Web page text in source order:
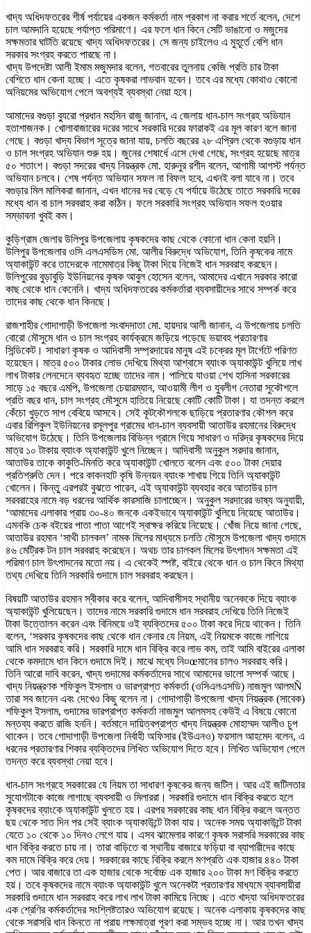
খাদ্য অধিদফতরের শীর্ষ পর্যায়ের একজন কর্মকর্তা নাম প্রকাশ না করার শর্তে বলেন, দেশে
চাল আমদানি হয়েছে পর্যাপ্ত পরিমাণে। এর ফলে ধান কিনে সেটি ভাঙানো ও মজুদের
সক্ষমতার ঘাটতি রয়েছে খাদ্য অধিদফতরের। সে জন্য চাইলেও এ মুহূর্তে বেশি ধান
সরকার সংগ্রহ করতে পারছে না।
খাদ্য উপদেষ্টা আলী ইমাম মজুমদার বলেন, গতবারের তুলনায় কেজি প্রতি চার টাকা
বেশিতে ধান কেনা হচ্ছে। এতে কৃষকরা লাভবান হবেন। তবে এর মধ্যে কোথাও কোনো
অনিয়মের অভিযোগ পেলে অবশ্যই ব্যবস্থা নেয়া হবে।
আমাদের বগুড়া ব্যুরো প্রধান মহসিন রাজু জানান, এ জেলায় ধান-চাল সংগ্রহ অভিযান
হতাশাজনক। খোলাবাজারের দরের সাথে সরকারি দরের ফারাকই এর মূল কারণ বলে জানা
গেছে। বগুড়া খাদ্য বিভাগ সূত্রে জানা যায়, চলতি বছরের ২৮ এপ্রিল থেকে বগুড়ায় ধান
ও চাল সংগ্রহ অভিযান শুরু হয়। জুনের শেষার্ধে এসে দেখা গেছে, সংগ্রহ হয়েছে মাত্র
৫০ শতাংশ। বগুড়া সদরের খাদ্য নিয়ন্ত্রক মো. হারুনুর রশীদ বলেন, আগামী আগস্ট পর্যন্ত
অভিযান চলবে। শেষ পর্যন্ত অভিযান সফল না বিফল হবে, এখনই বলা যাবে না। তবে
বগুড়ার মিল মালিকরা জানান, এখন ধানের দর বেড়ে যে পর্যায়ে উঠেছে তাতে সরকারি দরের
মধ্যে ধান বা চাল সরবরাহ করা কঠিন। ফলে সরকারি সংগ্রহ অভিযান সফল হওয়ার
সম্ভাবনা খুবই কম।
কুড়িগ্রাম জেলার উলিপুর উপজেলায় কৃষকদের কাছ থেকে কোনো ধান কেনা হয়নি।
উলিপুর উপজেলার ওসি এলএসডিস মো. আলীর বিরুদ্ধে অভিযোগ, তিনি কৃষকের নামে
অ্যাকাউন্ট করে তাদেরকে নামেমাত্র কিছু টাকা দিয়ে নিজেই ধান সরবরাহ করছেন।
উলিপুরের বুড়াবুড়ি ইউনিয়নের কৃষক আবুল হোসেন বলেন, আমাদের এখানে সরকার কারো
কাছ থেকে ধান কেনেনি। খাদ্য অধিদফতরের কর্মকর্তারা ব্যবসায়ীদের সাথে সম্পর্ক করে
তাদের কাছ থেকে ধান কিনছে।
রাজশাহীর গোদাগাড়ী উপজেলা সংবাদদাতা মো. হায়দার আলী জানান, এ উপজেলায় চলতি
বোরো মৌসুমে ধান ও চাল সংগ্রহ কার্যক্রমে জড়িয়ে পড়েছে ভয়াবহ প্রতারণার
সিন্ডিকেট। সাধারণ কৃষক ও আদিবাসী সম্প্রদায়ের মানুষ এই চক্রের মূল টার্গেটে পরিণত
হয়েছেন। মাত্র ৫০০ টাকার লোভ দেখিয়ে মিথ্যা আশ্বাসে ব্যাংক অ্যাকাউন্ট খুলিয়ে লাখ
লাখ টাকার লেনদেনে ব্যবহৃত হচ্ছে তাদের নাম। পালিয়ে যাওয়া শেখ হাসিনা সরকারের
সাড়ে ১৫ বছরে এমপি, উপজেলা চেয়ারম্যান, আওয়ামী লীগ ও যুবলীগ নেতারা সুকৌশলে
প্রতি বছর ধান, চাল সংগ্রহ মৌসুমে হাতিয়ে নিয়েছে কোটি কোটি টাকা। যা তদন্ত করলে
কেঁচো খুড়তে সাপ বেবিয়ে আসবে। সেই কূটকৌশলকে ছাড়িয়ে প্রতারণার কৌশল করে
এবার রিশিকুল ইউনিয়নের রসূলপুর গ্রামের ধান-চাল ব্যবসায়ী আতাউর রহমানের বিরুদ্ধে
অভিযোগ উঠেছে। তিনি উপজেলার বিভিন্ন গ্রামে গিয়ে সাধারণ ও দরিদ্র কৃষকদের দিয়ে
মাত্র ১০ টাকায় ব্যাংক অ্যাকাউন্ট খুলে নিচ্ছেন। আদিবাসী অনুকুল সরদার জানান,
আতাউর তাকে কাকুতি-মিনতি করে অ্যাকাউন্ট খোলতে বলেন এবং ৫০০ টাকা দেয়ার
প্রতিশ্রুতি দেন। পরে কাকনহাট কৃষি উন্নয়ন ব্যাংক শাখায় গিয়ে তিনি অ্যাকাউন্ট
খোলেন। কিন্তু এরপরই বুঝতে পারেন, এই অ্যাকাউন্ট ব্যবহার করে আতাউর চাল
সরবরাহের নামে বড় ধরনের আর্থিক কারসাজি চালাচ্ছেন। অনুকুল সরদারের ভাষ্য অনুযায়ী,
‘আমাদের এলাকার প্রায় ৩০-৪০ জনকে একইভাবে অ্যাকাউন্ট খুলিয়ে নিয়েছে আতাউর।
এমনকি চেক বইয়ের পাতা পাতা আগেই স্বাক্ষর করিয়ে নিয়েছে। খোঁজ নিয়ে জানা গেছে,
আতাউর রহমান ‘সাথী চালকল’ নামক মিলের মাধ্যমে চলতি মৌসুমে উপজেলা খাদ্য গুদামে
৪৬ মেট্রিক টন চাল সরবরাহ করেছেন। অথচ তার চালকল মিলের উৎপাদন সক্ষমতা এই
পরিমাণ চাল উৎপাদনের মতো নয়। এ থেকেই স্পষ্ট, বাইরে থেকে ধান ও চাল কিনে মিথ্যা
তথ্য দেখিয়ে তিনি সরকারি গুদামে চাল সরবরাহ করছেন।
বিষয়টি আতাউর রহমান স্বীকার করে বলেন, আদিবাসীসহ স্থানীয় অনেককে দিয়ে ব্যাংক
অ্যাকাউন্ট খুলিয়েছেন। তাদের নামে সরকারি গুদামে ধান সরবরাহ দেখিয়ে তিনি নিজেই
টাকা উত্তোলন করেন এবং বিনিময়ে ওই ব্যক্তিদের ৫০০ টাকা করে দিয়ে থাকেন। তিনি
বলেন, ‘সরকার কৃষকদের কাছ থেকে ধান কেনার যে নিয়ম, এই নিয়মকে কাজে লাগিয়ে
আমি ধান সরবরাহ করি। সরকারি দামে ধান বিক্রি করে লাভ কম, তাই আমি বাইরের এলাকা
থেকে কমদামে ধান কিনে গুদামে দিই। মাঝে মধ্যে নি¤œমানের চালও সরবরাহ করি।
তিনি আরো দাবি করেন, খাদ্য গুদামের কর্মকর্তাদের সাথে আমাদের ভালো সম্পর্ক আছে।
খাদ্য নিয়ন্ত্রণক শফিকুল ইসলাম ও ভারপ্রাপ্ত কর্মকর্তা (ওসিএলএসডি) নাজমুল আলমÑ
তারা সব জানেন এবং দেখেও কিছু বলেন না। গোদাগাড়ী উপজেলা খাদ্য নিয়ন্ত্রক (সাবেক)
শফিকুল ইসলাম, গুদামের ভারপ্রাপ্ত কর্মকর্তা নাজমুল আলমসহ কেউই এ বিষয়ে কোনো
মন্তব্য করতে রাজি হননি। বর্তমানে দায়িত্বপ্রাপ্ত খাদ্য নিয়ন্ত্রক মোহাম্মদ আলীও চুপ
থাকেন। তবে গোদাগাড়ী উপজেলা নির্বাহী অফিসার (ইউএনও) ফয়সাল আহমেদ বলেন, এ
ধরনের প্রতারণার শিকার ব্যক্তিদের লিখিত অভিযোগ দিতে হবে। লিখিত অভিযোগ পেলে
তদন্ত করে ব্যবস্থা নেয়া হবে।
ধান-চাল সংগ্রহে সরকারের যে নিয়ম তা সাধারণ কৃষকের জন্য জটিল। আর এই জটিলতার
সুযোগটাকে কাজে লাগাছে ব্যবসায়ী ও মিলাররা। সরকারি গুদামে ধান বিক্রি করতে হলে
কৃষকদের ব্যাংকে অ্যাকাউন্ট খুলতে হয়। এরপর সরকারের কাছ ধান বিক্রি করলে অন্তত
ছয় থেকে সাত দিন পর সেই ব্যাংক অ্যাকাউন্টে টাকা যায়। অনেক সময় অ্যাকাউন্টে টাকা
যেতে ১০ থেকে ১০ দিনও লেগে যায়। এসব ঝামেলার কারণে কৃষক সরাসরি সরকারের কাছ
ধান বিক্রি করতে চায় না। তারা বাড়িতে বা স্থানীয় বাজারে ফড়িয়া বা ব্যাপারীদের কাছে
কম দামে বিক্রি করে দেয়। সরকারের কাছে বিক্রি করলে মণপ্রতি এক হাজার ৪৪০ টাকা
পেত। আর বাজারে তা এক হাজার থেকে সর্বোচ্চ এক হাজার ২০০ টাকা মণ বিক্রি করতে
হয়। তবে কৃষকদের নামে ব্যাংক অ্যাকাউন্ট খুলে অনেকটা প্রতারণার মাধ্যমে ব্যাবসায়ীরা
সরকারি গুদামে ধান সরবরাহ করে লাখ লাখ টাকা কামিয়ে নিচ্ছে। এতে খাদ্যা অধিদফতরের
এক শ্রেণির কর্মকর্তাদের সংশ্লিষ্টতারও অভিযোগ রয়েছে। অনেক এলাকায় কৃষকদের কাছ
থেকে সরাসরি ধান কিনতে না পরায় লক্ষমাত্রা পূরণ করা সম্ভব হচ্ছে না। আর তখন খাদ্য